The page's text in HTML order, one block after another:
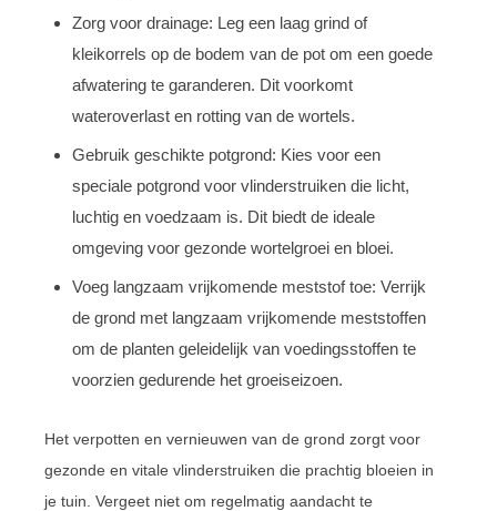
Zorg voor drainage: Leg een laag grind of
kleikorrels op de bodem van de pot om een goede
afwatering te garanderen. Dit voorkomt
wateroverlast en rotting van de wortels.
Gebruik geschikte potgrond: Kies voor een
speciale potgrond voor vlinderstruiken die licht,
luchtig en voedzaam is. Dit biedt de ideale
omgeving voor gezonde wortelgroei en bloei.
Voeg langzaam vrijkomende meststof toe: Verrijk
de grond met langzaam vrijkomende meststoffen
om de planten geleidelijk van voedingsstoffen te
voorzien gedurende het groeiseizoen.
Het verpotten en vernieuwen van de grond zorgt voor
gezonde en vitale vlinderstruiken die prachtig bloeien in
je tuin. Vergeet niet om regelmatig aandacht te